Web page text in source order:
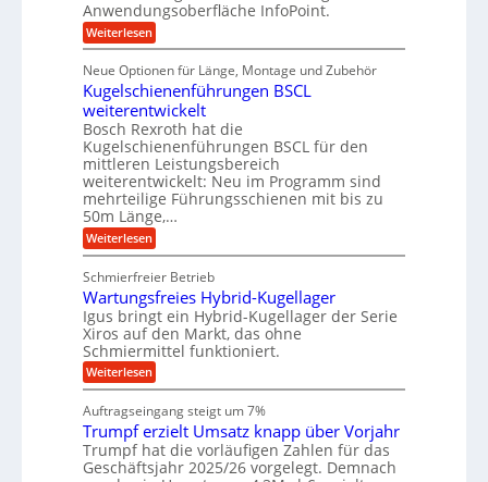
r
a
e
U
m
g
e
b
u
n
g
n
n
g
a
n
g
t
e
l
e
n
f
ü
r
r
ä
z
i
s
e
u
b
b
e
w
e
g
u
n
g
e
n
o
n
f
r
A
u
t
o
m
o
t
i
v
e
u
n
d
M
a
s
c
h
i
n
n
b
a
u
Anwendungsoberfläche InfoPoint.
Weiterlesen:
D
g
i
t
a
l
e
r
W
e
r
k
z
e
u
g
k
r
e
i
s
l
a
u
f
Neue Optionen für Länge, Montage und Zubehör
Kugelschienenführungen BSCL
weiterentwickelt
Bosch Rexroth hat die
Kugelschienenführungen BSCL für den
mittleren Leistungsbereich
weiterentwickelt: Neu im Programm sind
mehrteilige Führungsschienen mit bis zu
50m Länge,…
Weiterlesen:
K
g
e
l
s
c
h
i
e
e
n
f
ü
Schmierfreier Betrieb
Wartungsfreies Hybrid-Kugellager
Igus bringt ein Hybrid-Kugellager der Serie
Xiros auf den Markt, das ohne
Schmiermittel funktioniert.
Weiterlesen:
W
r
t
u
n
g
Auftragseingang steigt um 7%
Trumpf erzielt Umsatz knapp über Vorjahr
Trumpf hat die vorläufigen Zahlen für das
Geschäftsjahr 2025/26 vorgelegt. Demnach